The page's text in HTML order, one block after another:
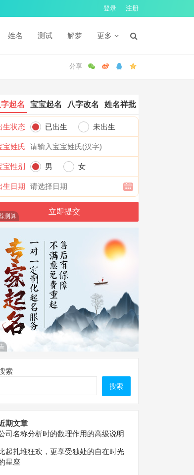
登录 注册
姓名 测试 解梦 更多
字起名 宝宝起名 八字改名 姓名祥批
生状态 已出生 未出生
宝姓氏
宝性别 男 女
生日期
测算
索
搜索
期文章
司名称分析时的数理作用的高级说明
起扎堆狂欢，更享受独处的自在时光
星座